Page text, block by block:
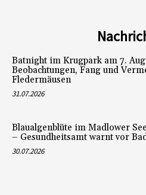
Batnight im Krugpark am 7.
Beobachtungen, Fang und
Fledermäusen
31.07.2026
Blaualgenblüte im Madlower
– Gesundheitsamt warnt vor
30.07.2026